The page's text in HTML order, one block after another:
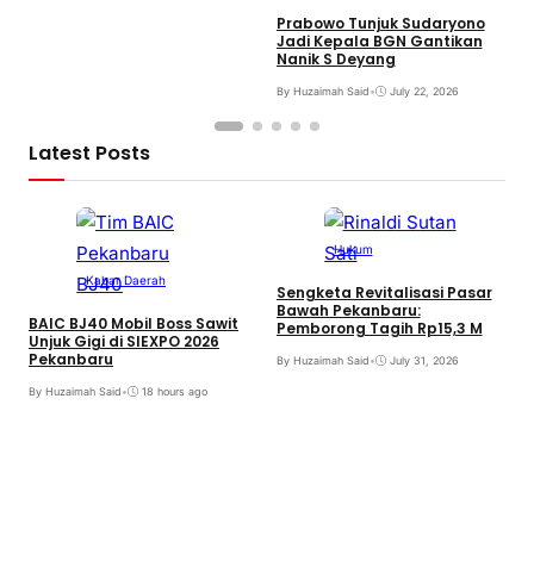
Prabowo Tunjuk Sudaryono
Jadi Kepala BGN Gantikan
Nanik S Deyang
By Huzaimah Said• July 22, 2026
Latest Posts
Kabar Daerah
BAIC BJ40 Mobil Boss Sawit
Unjuk Gigi di SIEXPO 2026
Pekanbaru
By Huzaimah Said• 18 hours ago
Hukum
Sengketa Revitalisasi Pasar
Bawah Pekanbaru:
Pemborong Tagih Rp15,3 M
By Huzaimah Said• July 31, 2026